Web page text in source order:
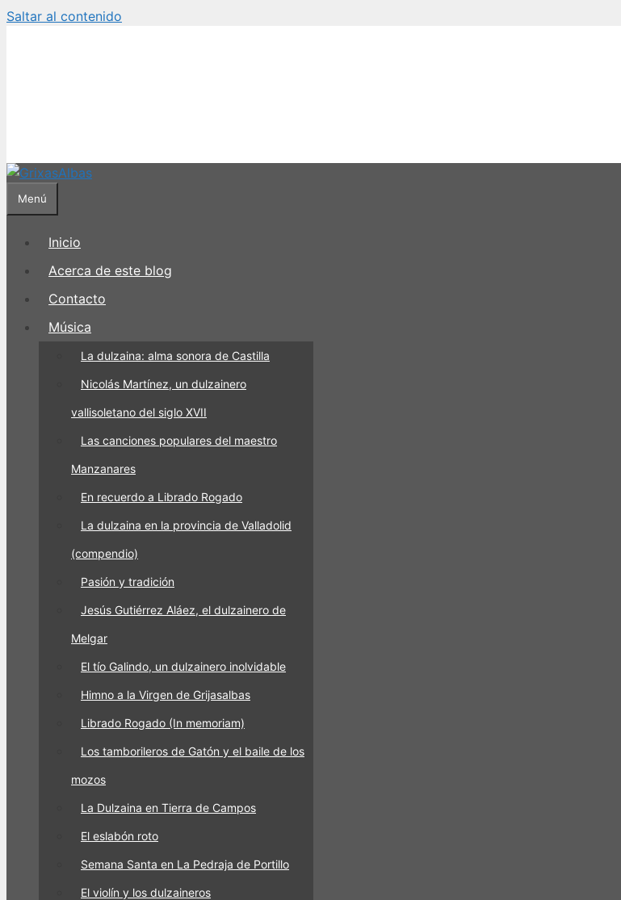
Saltar al contenido
Menú
Inicio
Acerca de este blog
Contacto
Música
La dulzaina: alma sonora de Castilla
Nicolás Martínez, un dulzainero
vallisoletano del siglo XVII
Las canciones populares del maestro
Manzanares
En recuerdo a Librado Rogado
La dulzaina en la provincia de Valladolid
(compendio)
Pasión y tradición
Jesús Gutiérrez Aláez, el dulzainero de
Melgar
El tío Galindo, un dulzainero inolvidable
Himno a la Virgen de Grijasalbas
Librado Rogado (In memoriam)
Los tamborileros de Gatón y el baile de los
mozos
La Dulzaina en Tierra de Campos
El eslabón roto
Semana Santa en La Pedraja de Portillo
El violín y los dulzaineros